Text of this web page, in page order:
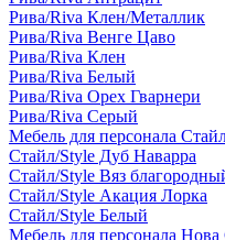
Рива/Riva Клен/Металлик
Рива/Riva Венге Цаво
Рива/Riva Клен
Рива/Riva Белый
Рива/Riva Орех Гварнери
Рива/Riva Серый
Мебель для персонала
Стайл/Style Дуб Наварра
Стайл/Style Вяз
Стайл/Style Акация Лорка
Стайл/Style Белый
Мебель для персонала